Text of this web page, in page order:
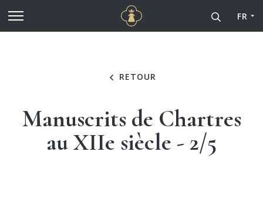
Aller au contenu principal Cathédrale Notre-Dame
FR
RETOUR
Manuscrits de Chartres
au XIIe siècle - 2/5